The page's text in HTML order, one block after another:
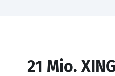
21 Mio.